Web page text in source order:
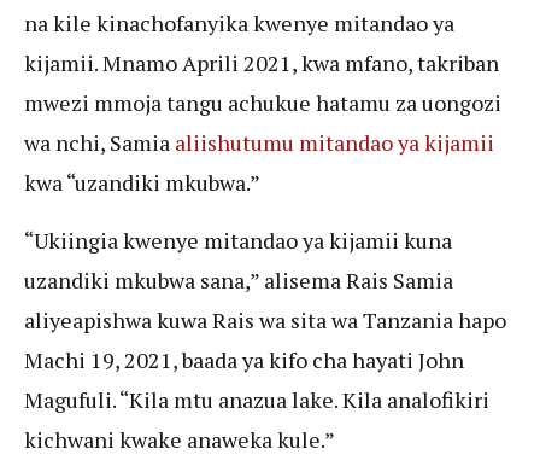
na kile kinachofanyika kwenye mitandao ya
kijamii. Mnamo Aprili 2021, kwa mfano, takriban
mwezi mmoja tangu achukue hatamu za uongozi
wa nchi, Samia aliishutumu mitandao ya kijamii
kwa “uzandiki mkubwa.”
“Ukiingia kwenye mitandao ya kijamii kuna
uzandiki mkubwa sana,” alisema Rais Samia
aliyeapishwa kuwa Rais wa sita wa Tanzania hapo
Machi 19, 2021, baada ya kifo cha hayati John
Magufuli. “Kila mtu anazua lake. Kila analofikiri
kichwani kwake anaweka kule.”